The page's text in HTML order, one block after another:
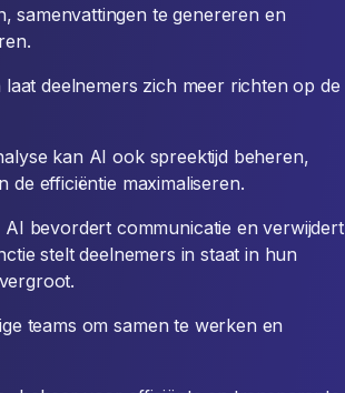
samenvattingen te genereren en
deelnemers zich meer richten op de
kan AI ook spreektijd beheren,
de efficiëntie maximaliseren.
AI bevordert communicatie en verwijdert
stelt deelnemers in staat in hun
teams om samen te werken en